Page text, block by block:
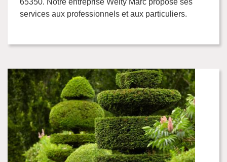
65350. Notre entreprise Welty Marc propose ses
services aux professionnels et aux particuliers.